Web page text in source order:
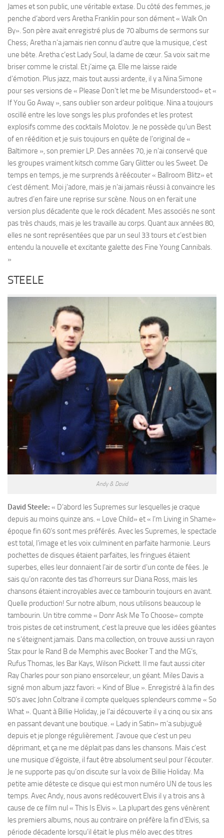
James et son public, une véritable extase. Du côté des femmes, je
penche d’abord vers Aretha Franklin pour son dément « Walk On
By». Son père avait enregistré plus de 70 albums de sermons sur
Chess; Aretha n’a jamais rien connu d’autre que la musique, c’est
une bête. Aretha c’est Lady Soul, la dame de cœur. Sa voix sait me
briser comme le cristal. Et j’aime ça. Elle me laisse raide
d’émotion. Plus jazz, mais tout aussi ardente, il y a Nina Simone
pour ses versions de « Please Don’t let me be Misunderstood» et «
If You Go Away », sans oublier son ardeur politique. Nina a toujours
oscillé entre les love songs les plus profondes et les protest
explosifs comme des cocktails Molotov. Je ne possède qu’un Best
of en réédition et je suis toujours en quête de l’original de «
Baltimore », son premier LP. Des années 70, je n’ai conservé que
les groupes vraiment kitsch comme Gary Glitter ou les Sweet. De
temps en temps, je me surprends à réécouter « Ballroom Blitz» et
c’est dément. Moi j’adore, mais je n’ai jamais réussi à convaincre les
autres d’en faire une reprise sur scène. Nous on en ferait une
version plus décadente que le rock décadent. Mes associés ne sont
pas très chauds, mais je les travaille au corps. Quant aux années 80,
elles ne sont représentées que par un seul 33 tours et c’est bien
entendu la nouvelle et excitante galette des Fine Young Cannibals.
»
STEELE
Andy & David
David Steele: « D’abord les Supremes sur lesquelles je craque
depuis au moins quinze ans. « Love Child» et « l’m Living in Shame»
époque fin 60’s sont mes préférés. Avec les Supremes, le spectacle
est total, l’image et les voix culminent en parfaite harmonie. Leurs
pochettes de disques étaient parfaites, les fringues étaient
superbes, elles leur donnaient l’air de sortir d’un conte de fées. Je
sais qu’on raconte des tas d’horreurs sur Diana Ross, mais les
chansons étaient incroyables avec ce tambourin toujours en avant.
Quelle production! Sur notre album, nous utilisons beaucoup le
tambourin. Un titre comme « Donr Ask Me To Choose» compte
trois pistes de cet instrument, c’est la preuve que les idées géantes
ne s’éteignent jamais. Dans ma collection, on trouve aussi un rayon
Stax pour le Rand B de Memphis avec Booker T and the MG’s,
Rufus Thomas, les Bar Kays, Wilson Pickett. Il me faut aussi citer
Ray Charles pour son piano ensorceleur, un géant. Miles Davis a
signé mon album jazz favori: « Kind of Blue ». Enregistré à la fin des
50’s avec John Coltrane il compte quelques splendeurs comme « So
What ». Quant à Billie Holiday, je l’ai découverte il y a cinq ou six ans
en passant devant une boutique. « Lady in Satin» m’a subjugué
depuis et je plonge régulièrement. J’avoue que c’est un peu
déprimant, et ça ne me déplait pas dans les chansons. Mais c’est
une musique d’égoïste, il faut être absolument seul pour l’écouter.
Je ne supporte pas qu’on discute sur la voix de Billie Holiday. Ma
petite amie déteste ce disque qui est mon numéro UN de tous les
temps. Avec Andy, nous avons redécouvert Elvis il y a trois ans à
cause de ce film nul « This Is Elvis ». La plupart des gens vénèrent
les premiers albums, nous au contraire on préfère la fin d’Elvis, sa
période décadente lorsqu’il était le plus mélo avec des titres